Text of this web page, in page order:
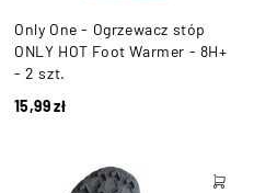
Only One - Ogrzewacz stóp
ONLY HOT Foot Warmer - 8H+
- 2 szt.
15,99zł